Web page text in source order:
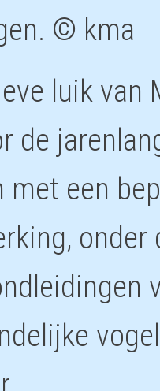
© kma
luik van
de
met een